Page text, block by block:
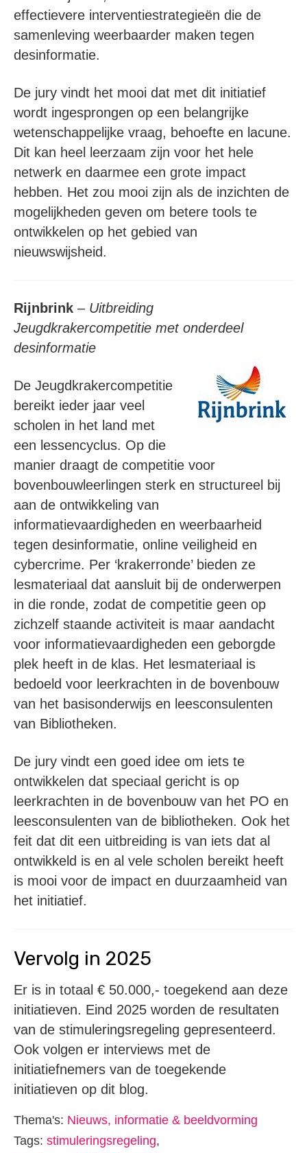
effectievere interventiestrategieën die de
samenleving weerbaarder maken tegen
desinformatie.
De jury vindt het mooi dat met dit initiatief
wordt ingesprongen op een belangrijke
wetenschappelijke vraag, behoefte en lacune.
Dit kan heel leerzaam zijn voor het hele
netwerk en daarmee een grote impact
hebben. Het zou mooi zijn als de inzichten de
mogelijkheden geven om betere tools te
ontwikkelen op het gebied van
nieuwswijsheid.
Rijnbrink – Uitbreiding
Jeugdkrakercompetitie met onderdeel
desinformatie
De Jeugdkrakercompetitie
bereikt ieder jaar veel
scholen in het land met
een lessencyclus. Op die
manier draagt de competitie voor
bovenbouwleerlingen sterk en structureel bij
aan de ontwikkeling van
informatievaardigheden en weerbaarheid
tegen desinformatie, online veiligheid en
cybercrime. Per ‘krakerronde’ bieden ze
lesmateriaal dat aansluit bij de onderwerpen
in die ronde, zodat de competitie geen op
zichzelf staande activiteit is maar aandacht
voor informatievaardigheden een geborgde
plek heeft in de klas. Het lesmateriaal is
bedoeld voor leerkrachten in de bovenbouw
van het basisonderwijs en leesconsulenten
van Bibliotheken.
De jury vindt een goed idee om iets te
ontwikkelen dat speciaal gericht is op
leerkrachten in de bovenbouw van het PO en
leesconsulenten van de bibliotheken. Ook het
feit dat dit een uitbreiding is van iets dat al
ontwikkeld is en al vele scholen bereikt heeft
is mooi voor de impact en duurzaamheid van
het initiatief.
Vervolg in 2025
Er is in totaal € 50.000,- toegekend aan deze
initiatieven. Eind 2025 worden de resultaten
van de stimuleringsregeling gepresenteerd.
Ook volgen er interviews met de
initiatiefnemers van de toegekende
initiatieven op dit blog.
Thema's: Nieuws, informatie & beeldvorming
Tags: stimuleringsregeling,